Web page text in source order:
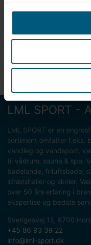
Højde inkl. greb:
Diameter øverst:
Diameter nederst:
Perfekt til fodbad i
LML SPORT -
LML SPORT er en
sortiment omfatter f.eks.
vandleg og vandsport,
til vådrum, sauna & spa.
badelande, friluftsbade,
idrætshaller og skoler.
over 50 års erfaring i
ekspertise og bedste
Sverigesvej 12, 8700
+45 86 93 39 22
info@lml-sport.dk